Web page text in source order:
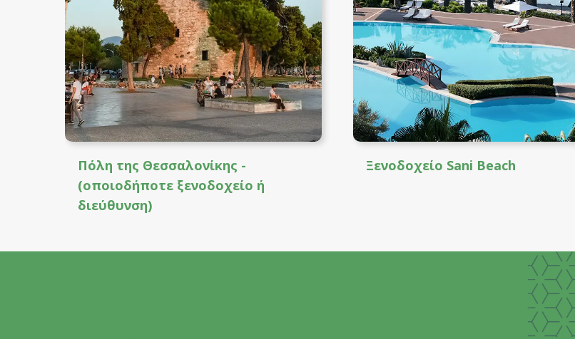
Πόλη της Θεσσαλονίκης -
(οποιοδήποτε ξενοδοχείο ή
διεύθυνση)
Ξενοδοχείο Sani Beach